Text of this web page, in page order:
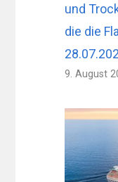
und
die die
9. August